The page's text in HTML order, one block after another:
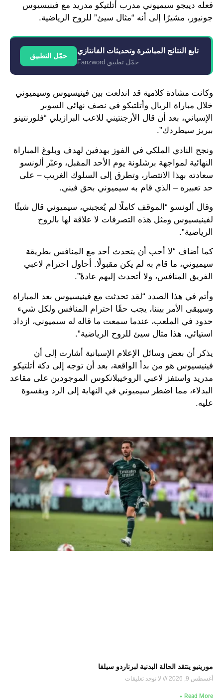
فعله دييجو سيميوني مدرب أتلتيكو مدريد مع فينيسيوس
جونيور، مشيرًا إلى أنه “مثال سيئ” للروح الرياضية.
تابع النتائج المباشرة وتحديثات الفانتازي
حمّل تطبيق Fanzword
حمّل التطبيق
وكانت مشادة كلامية قد اندلعت بين فينيسيوس وسيميوني
خلال مباراة الريال وأتلتيكو في نصف نهائي السوبر
الإسباني، بعد أن قال الأرجنتيني للاعب البرازيلي “فلورنتينو
بيريز سيطردك”.
ونجح النادي الملكي في الفوز بهدفين لهدف وبلوغ المباراة
النهائية لمواجهة برشلونة يوم الأحد المقبل، وعبّر ألونسو
سعادته بهذا الانتصار، وتطرق إلى السلوك الغريب – على
حد تعبيره – الذي قام به سيميوني بحق فيني.
وقال ألونسو “الموقف كاملًا لم يُعجبني، سيميوني قال شيئًا
لفينيسيوس ومثل هذه التصرفات لا علاقة لها بالروح
الرياضية”.
كما أضاف “لا أحب أن يتحدث أحد مع المنافس بطريقة
سيميوني، ما قام به لم يكن مقبولًا. أحاول احترام لاعبي
الفريق المنافس، ولا أتحدث إليهم عادةً”.
وأتم في هذا الصدد “لقد تحدثت مع فينيسيوس بعد المباراة
وسيبقى الأمر بيننا، يجب حقًا احترام المنافس ولكل شيء
حدود في الملعب، عندما سمعت ما قاله له سيميوني، ازداد
استيائي، هذا مثال سيئ للروح الرياضية”.
يذكر أن بعض وسائل الإعلام الإسبانية أشارت إلى أن
فينيسيوس هو من بدأ الواقعة، بعد أن توجه إلى دكة أتلتيكو
مدريد واستفز لاعبي الروخيبلانكوس الموجودين على مقاعد
البدلاء، مما اضطر سيميوني في النهاية إلى الرد وبقسوة
عليه.
مورينيو ينتقد الحالة البدنية لبرناردو سيلفا
أغسطس 9, 2026 لا توجد تعليقات
Read More »